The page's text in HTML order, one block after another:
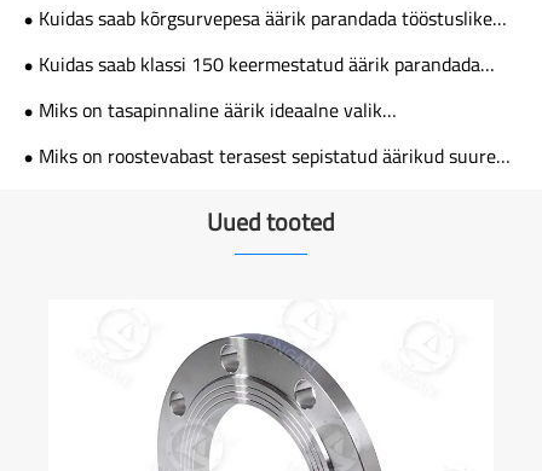
kõrgsurvetorusüsteemide eelistatud valik
Kuidas saab kõrgsurvepesa äärik parandada tööstuslike
torustikusüsteemide ohutust ja töökindlust
Kuidas saab klassi 150 keermestatud äärik parandada
torujuhtme ohutust ja ühenduse tõhusust
Miks on tasapinnaline äärik ideaalne valik
usaldusväärsete tööstuslike torustike ühenduste jaoks?
Miks on roostevabast terasest sepistatud äärikud suure
Uued tooted